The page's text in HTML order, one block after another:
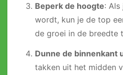
Beperk de hoogte:
wordt, kun je de top
de groei in de breedte
Dunne de binnenkant
takken uit het midden